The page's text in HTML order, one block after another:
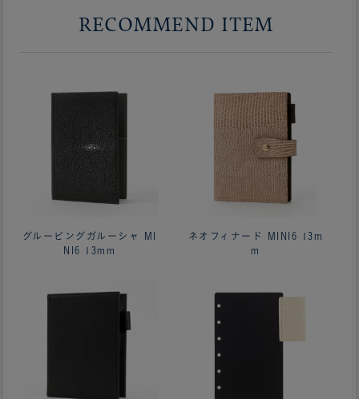
RECOMMEND ITEM
グルービングガルーシャ MI
NI6 13mm
ネオフィナード MINI6 13m
m